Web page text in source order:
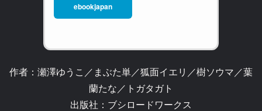
ebookjapan
作者：瀬澤ゆうこ／まぶた単／狐面イエリ／樹ソウマ／葉
蘭たな／トガタガト
出版社：ブシロードワークス